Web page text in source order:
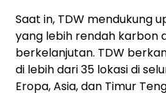
Saat in, TDW mendukung
yang lebih rendah karbon
berkelanjutan. TDW
di lebih dari 35 lokasi di
Eropa, Asia, dan Timur